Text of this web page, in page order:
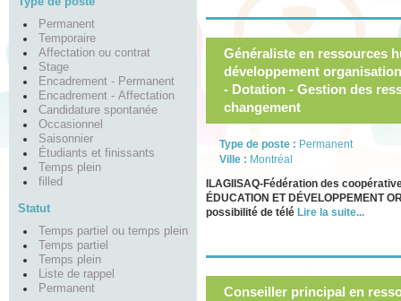
Permanent
Temporaire
Affectation ou contrat
Stage
Encadrement - Permanent
Encadrement - Affectation
Candidature spontanée
Occasionnel
Saisonnier
Étudiants et finissants
Temps plein
filled
Statut
Temps partiel ou temps plein
Temps partiel
Temps plein
Liste de rappel
Permanent
Généraliste en ressources
développement
- Dotation - Gestion des
changement
Type de poste : Permanent
Ville : Montréal
ILAGIISAQ-Fédération des
ÉDUCATION ET DÉVELOPPEMENT
possibilité de télé Lire la suite...
Conseiller principal en